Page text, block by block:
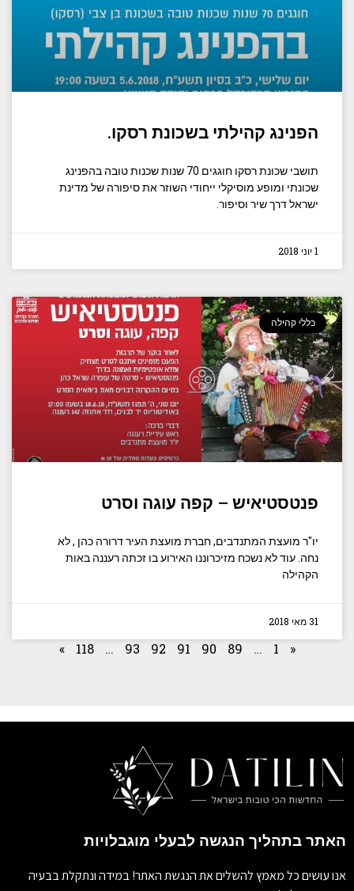
הפנינג קהילתי בשכונת רסקו.
תושבי שכונת רסקו חוגגים 70 שנות שכנות טובה בהפנינג
שכונתי ומופע מוסיקלי ייחודי השוזר את סיפורה של מדינת
ישראל דרך שיר וסיפור.
1 יוני 2018
כללי קהילה
פנטסטיאיש – קפה עוגה וסרט
יו"ר מועצת המתנדבים, חברת מועצת העיר דרורה כהן , לא
נחה. עוד לא נשכח מזיכרוננו האירוע בו זכתה רעננה באות
הקהילה
31 מאי 2018
«
1
…
89
90
91
92
93
…
118
»
האתר בתהליך הנגשה לבעלי מוגבלויות
אנו עושים כל מאמץ להשלים את הנגשת האתר! במידה ונתקלת בבעיה